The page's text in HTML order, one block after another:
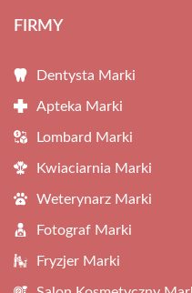
FIRMY
Dentysta Marki
Apteka Marki
Lombard Marki
Kwiaciarnia Marki
Weterynarz Marki
Fotograf Marki
Fryzjer Marki